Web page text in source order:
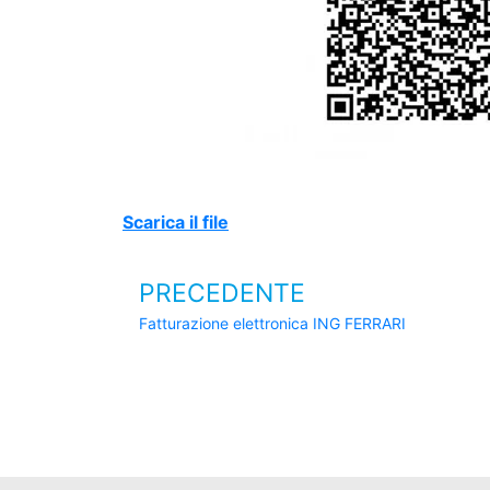
Scarica il file
PRECEDENTE
Fatturazione elettronica ING FERRARI